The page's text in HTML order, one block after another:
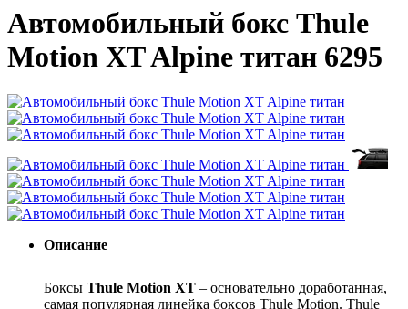
Автомобильный бокс Thule
Motion XT Alpine титан 6295
Описание
Боксы Thule Motion XT – основательно доработанная,
самая популярная линейка боксов Thule Motion. Thule